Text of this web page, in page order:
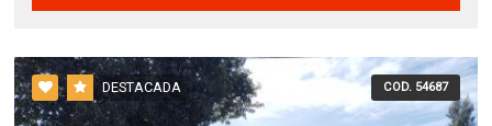
DESTACADA COD. 54687